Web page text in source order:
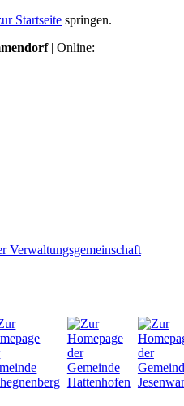
Startseite springen.
| Online: